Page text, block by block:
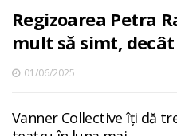
Regizoarea Petra
mult să simt,
01/06/2025
Vanner Collective îți dă